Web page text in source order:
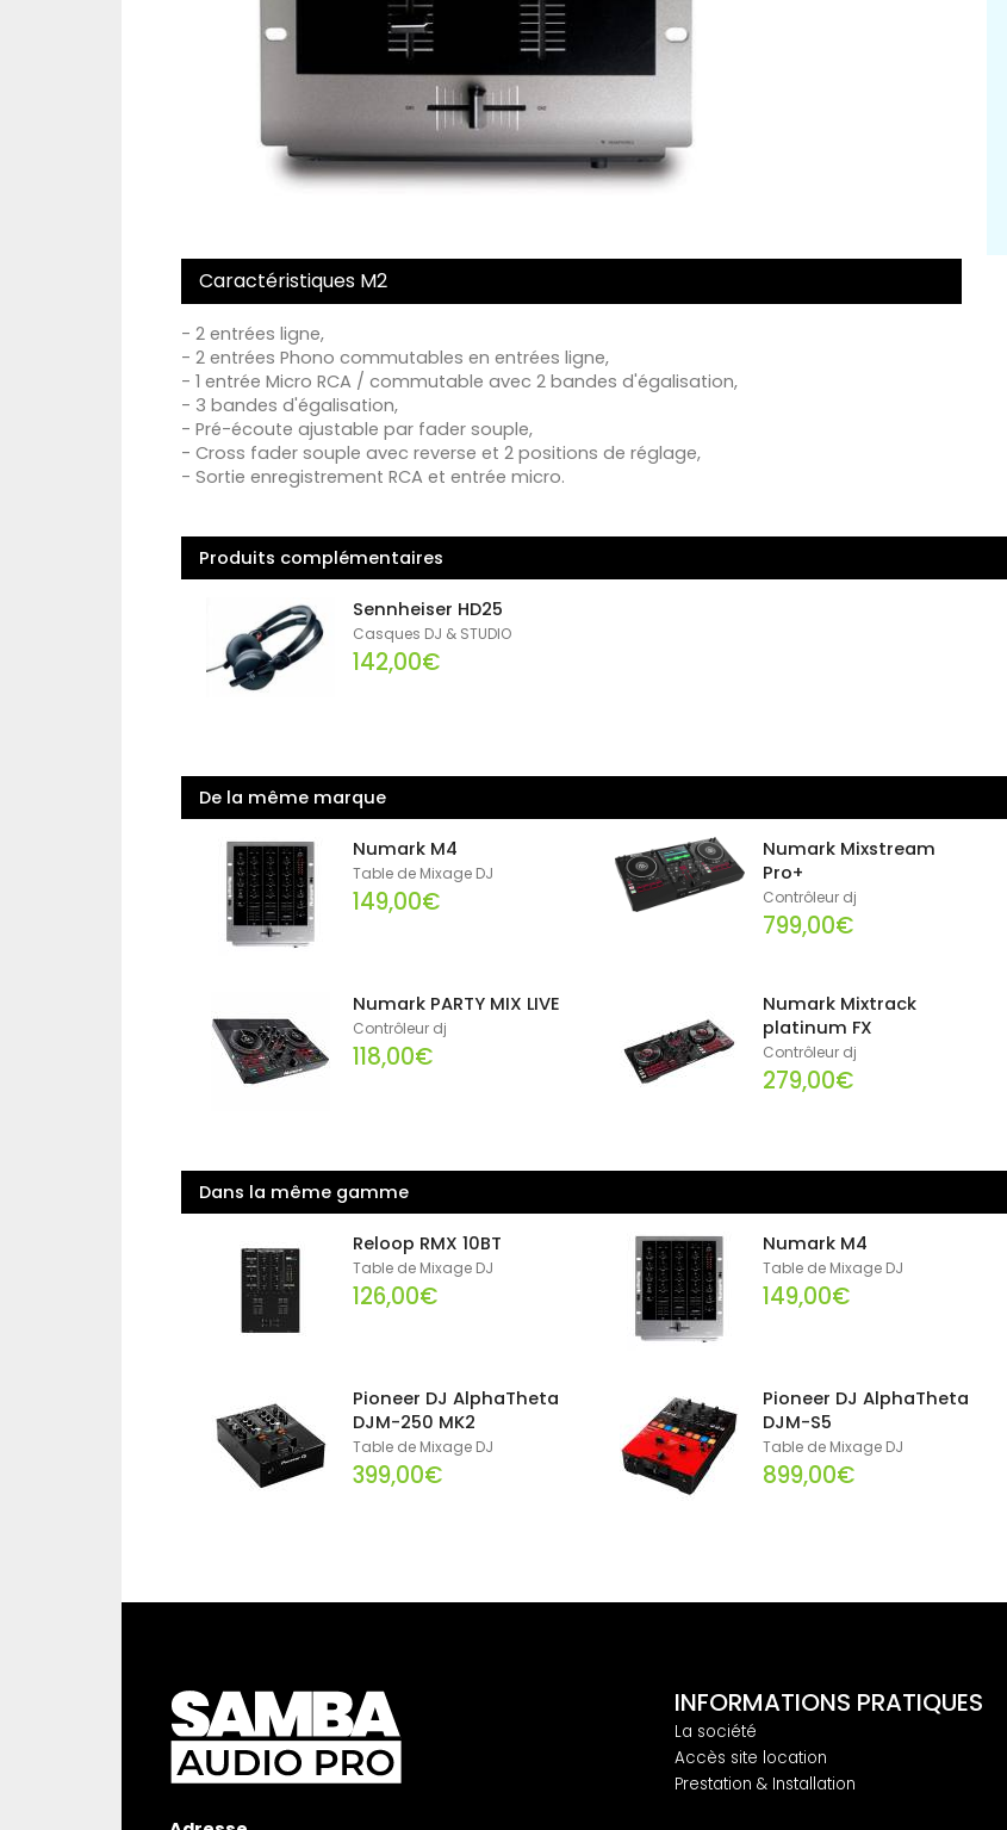
Caractéristiques M2
- 2 entrées ligne,
- 2 entrées Phono commutables en entrées ligne,
- 1 entrée Micro RCA / commutable avec 2 bandes d'égalisation,
- 3 bandes d'égalisation,
- Pré-écoute ajustable par fader souple,
- Cross fader souple avec reverse et 2 positions de réglage,
- Sortie enregistrement RCA et entrée micro.
Produits complémentaires
Sennheiser HD25
Casques DJ & STUDIO
142,00€
De la même marque
Numark M4
Table de Mixage DJ
149,00€
Numark Mixstream
Pro+
Contrôleur dj
799,00€
Numark PARTY MIX LIVE
Contrôleur dj
118,00€
Numark Mixtrack
platinum FX
Contrôleur dj
279,00€
Dans la même gamme
Reloop RMX 10BT
Table de Mixage DJ
126,00€
Numark M4
Table de Mixage DJ
149,00€
Pioneer DJ AlphaTheta
DJM-250 MK2
Table de Mixage DJ
399,00€
Pioneer DJ AlphaTheta
DJM-S5
Table de Mixage DJ
899,00€
INFORMATIONS PRATIQUES
La société
Accès site location
Prestation & Installation